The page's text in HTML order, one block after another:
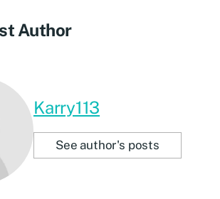
Author
Karry113
See author's posts